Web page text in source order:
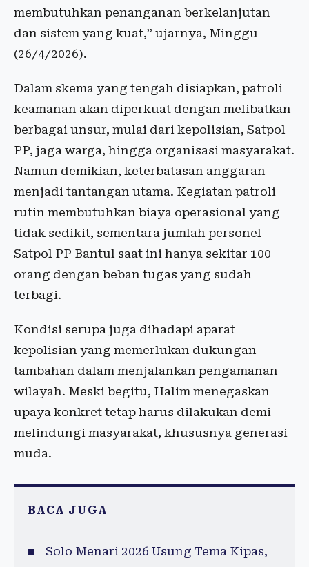
membutuhkan penanganan berkelanjutan
dan sistem yang kuat,” ujarnya, Minggu
(26/4/2026).
Dalam skema yang tengah disiapkan, patroli
keamanan akan diperkuat dengan melibatkan
berbagai unsur, mulai dari kepolisian, Satpol
PP, jaga warga, hingga organisasi masyarakat.
Namun demikian, keterbatasan anggaran
menjadi tantangan utama. Kegiatan patroli
rutin membutuhkan biaya operasional yang
tidak sedikit, sementara jumlah personel
Satpol PP Bantul saat ini hanya sekitar 100
orang dengan beban tugas yang sudah
terbagi.
Kondisi serupa juga dihadapi aparat
kepolisian yang memerlukan dukungan
tambahan dalam menjalankan pengamanan
wilayah. Meski begitu, Halim menegaskan
upaya konkret tetap harus dilakukan demi
melindungi masyarakat, khususnya generasi
muda.
BACA JUGA
Solo Menari 2026 Usung Tema Kipas,